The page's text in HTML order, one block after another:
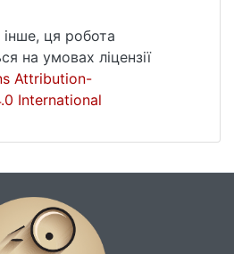
ця робота
на умовах ліцензії
Attribution-
International